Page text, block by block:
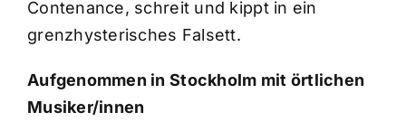
Contenance, schreit und kippt in ein
grenzhysterisches Falsett.
Aufgenommen in Stockholm mit örtlichen
Musiker/innen